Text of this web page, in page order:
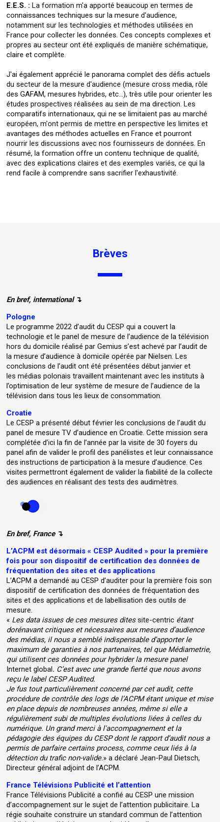
E.E.S. : La formation m'a apporté beaucoup en termes de
connaissances techniques sur la mesure d'audience,
notamment sur les technologies et méthodes utilisées en
France pour collecter les données. Ces concepts complexes et
propres au secteur ont été expliqués de manière schématique,
claire et complète.
J'ai également apprécié le panorama complet des défis actuels
du secteur de la mesure d'audience (mesure cross media, rôle
des GAFAM, mesures hybrides, etc…), très utile pour orienter les
études prospectives réalisées au sein de ma direction. Les
comparatifs internationaux, qui ne se limitaient pas au marché
européen, m'ont permis de mettre en perspective les limites et
avantages des méthodes actuelles en France et pourront
nourrir les discussions avec nos fournisseurs de données. En
résumé, la formation offre un contenu technique de qualité,
avec des explications claires et des exemples variés, ce qui la
rend facile à comprendre sans sacrifier l'exhaustivité.
Brèves
En bref, international ↴
Pologne
Le programme 2022 d’audit du CESP qui a couvert la
technologie et le panel de mesure de l’audience de la télévision
hors du domicile réalisé par Gemius s’est achevé par l’audit de
la mesure d’audience à domicile opérée par Nielsen. Les
conclusions de l’audit ont été présentées début janvier et
les médias polonais travaillent maintenant avec les instituts à
l’optimisation de leur système de mesure de l’audience de la
télévision dans tous les lieux de consommation.
Croatie
Le CESP a présenté début février les conclusions de l’audit du
panel de mesure TV d’audience en Croatie. Cette mission sera
complétée d’ici la fin de l’année par la visite de 30 foyers du
panel afin de valider le profil des panélistes et leur connaissance
des instructions de participation à la mesure d’audience. Ces
visites permettront également de valider la fiabilité de la collecte
des audiences en réalisant des tests des audimètres.
En bref, France ↴
L’ACPM est désormais « CESP Audited » pour la première
fois pour son dispositif de certification des données de
fréquentation des sites et des applications
L’ACPM a demandé au CESP d’auditer pour la première fois son
dispositif de certification des données de fréquentation des
sites et des applications et de labellisation des outils de
mesure.
« Les data issues de ces mesures ditessite-centric étant
dorénavant critiques et nécessaires aux mesures d’audience
des médias, il nous a semblé indispensable d’apporter le
maximum de garanties à nos partenaires, tel que Médiametrie,
qui utilisent ces données pour hybrider la mesure panel
Internet global. C’est avec une grande fierté que nous avons
reçu le label CESP Audited.
Je fus tout particulièrement concerné par cet audit, cette
procédure de contrôle des logs de l’ACPM étant unique et mise
en place depuis de nombreuses années, même si elle a
régulièrement subi de multiples évolutions liées à celles du
numérique. Un grand merci à l'accompagnement et la
pédagogie des équipes du CESP dont le rapport d’audit nous a
permis de parfaire certains process, comme ceux liés à la
détection du trafic non-valide.» a déclaré Jean-Paul Dietsch,
Directeur général adjoint de l’ACPM.
France Télévisions Publicité et l’attention
France Télévisions Publicité a confié au CESP une mission
d’accompagnement sur le sujet de l’attention publicitaire. La
régie souhaite construire un standard commun de l’attention